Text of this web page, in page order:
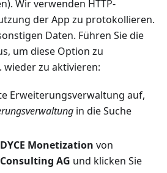
Wir verwenden HTTP-
der App zu protokollieren.
Daten. Führen Sie die
um diese Option zu
zu aktivieren:
Erweiterungsverwaltung auf,
in die Suche
DYCE Monetization von
AG und klicken Sie